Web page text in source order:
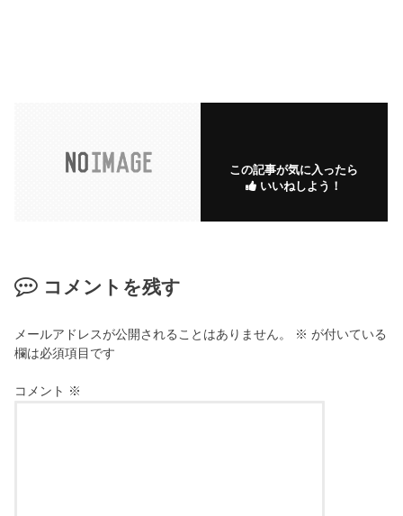
この記事が気に入ったら
いいねしよう！
コメントを残す
メールアドレスが公開されることはありません。 ※ が付いている
欄は必須項目です
コメント ※